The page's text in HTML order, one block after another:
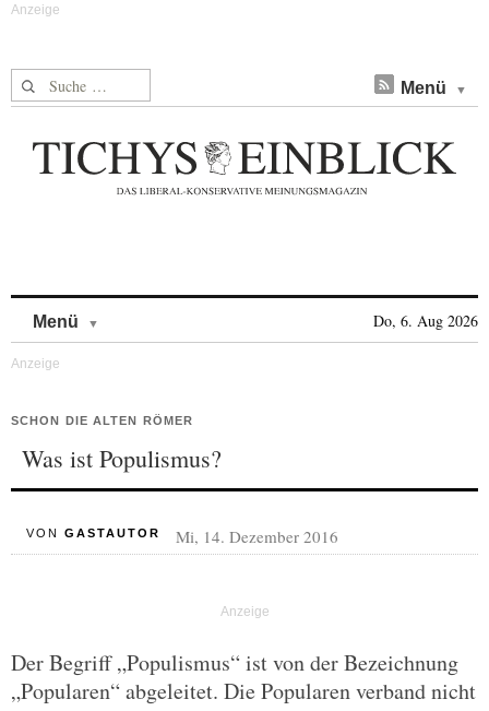
Suche nach: Menü
Menü Do, 6. Aug 2026
SCHON DIE ALTEN RÖMER
Was ist Populismus?
VON GASTAUTOR Mi, 14. Dezember 2016
Der Begriff „Populismus“ ist von der Bezeichnung
„Popularen“ abgeleitet. Die Popularen verband nicht